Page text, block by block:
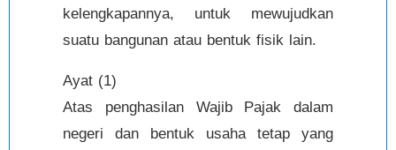
kelengkapannya, untuk mewujudkan
suatu bangunan atau bentuk fisik lain.
Ayat (1)
Atas penghasilan Wajib Pajak dalam
negeri dan bentuk usaha tetap yang